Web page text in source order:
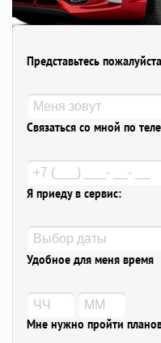
Представьтесь пожалуйста
Связаться со мной по
Я приеду в сервис:
Удобное для меня время
Мне нужно пройти